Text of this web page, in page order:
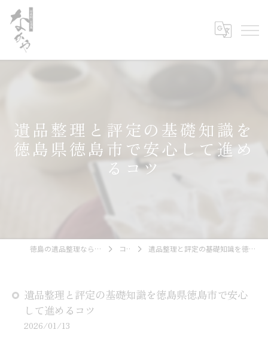
遺品整理と評定の基礎知識を
徳島県徳島市で安心して進め
るコツ
徳島の遺品整理なら古美術・古道具 なかや コラム 遺品整理と評定の基礎知識を徳島県徳島市で安心して進めるコツ
遺品整理と評定の基礎知識を徳島県徳島市で安心
して進めるコツ
2026/01/13